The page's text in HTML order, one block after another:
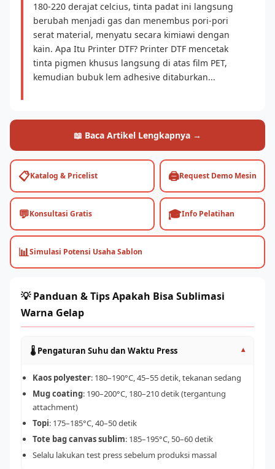
180-220 derajat celcius, tinta padat ini langsung
berubah menjadi gas dan menembus pori-pori
serat material, menyatu secara kimiawi dengan
kain. Apa Itu Printer DTF? Printer DTF mencetak
tinta pigmen khusus langsung di atas film PET,
kemudian bubuk lem adhesive ditaburkan...
📖 Baca Artikel Lengkapnya →
📋Katalog & Pricelist 🖨️Request Demo Mesin
💬Konsultasi Gratis 🎓Info Pelatihan
📊Simulasi Potensi Usaha Sablon
💡 Panduan & Tips Apakah Bisa Sublimasi
Warna Gelap
🌡️ Pengaturan Suhu dan Waktu Press ▾
Kaos polyester: 180–190°C, 45–55 detik, tekanan sedang
Mug coating: 190–200°C, 180–210 detik (tergantung
attachment)
Topi: 175–185°C, 40–50 detik
Tote bag canvas sublim: 185–195°C, 50–60 detik
Selalu lakukan test press sebelum produksi massal